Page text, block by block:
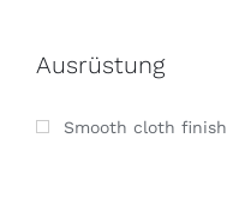
Ausrüstung
Smooth cloth finish